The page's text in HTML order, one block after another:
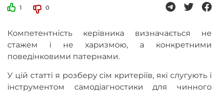
1
0
Компетентність керівника визначається не
стажем і не харизмою, а конкретними
поведінковими патернами.
У цій статті я розберу сім критеріїв, які слугують і
інструментом самодіагностики для чинного